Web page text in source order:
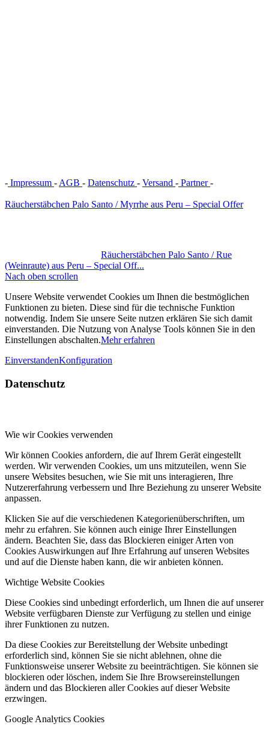
- Impressum - AGB - Datenschutz - Versand - Partner-
Räucherstäbchen Palo Santo / Myrrhe aus Peru – Special Offer
Räucherstäbchen Palo Santo / Rue
(Weinraute) aus Peru – Special Off...
Nach oben scrollen
Unsere Website verwendet Cookies um Ihnen die bestmöglichen
Funktionen zu bieten. Diese sind für die technische Funktion
notwendig. Indem Sie unsere Seite nutzen erklären Sie sich damit
einverstanden. Die Nutzung von Analyse Tools können Sie in den
Einstellungen abschalten.Mehr erfahren
EinverstandenKonfiguration
Datenschutz
Wie wir Cookies verwenden
Wir können Cookies anfordern, die auf Ihrem Gerät eingestellt
werden. Wir verwenden Cookies, um uns mitzuteilen, wenn Sie
unsere Websites besuchen, wie Sie mit uns interagieren, Ihre
Nutzererfahrung verbessern und Ihre Beziehung zu unserer Website
anpassen.
Klicken Sie auf die verschiedenen Kategorienüberschriften, um
mehr zu erfahren. Sie können auch einige Ihrer Einstellungen
ändern. Beachten Sie, dass das Blockieren einiger Arten von
Cookies Auswirkungen auf Ihre Erfahrung auf unseren Websites
und auf die Dienste haben kann, die wir anbieten können.
Wichtige Website Cookies
Diese Cookies sind unbedingt erforderlich, um Ihnen die auf unserer
Website verfügbaren Dienste zur Verfügung zu stellen und einige
ihrer Funktionen zu nutzen.
Da diese Cookies zur Bereitstellung der Website unbedingt
erforderlich sind, können Sie sie nicht ablehnen, ohne die
Funktionsweise unserer Website zu beeinträchtigen. Sie können sie
blockieren oder löschen, indem Sie Ihre Browsereinstellungen
ändern und das Blockieren aller Cookies auf dieser Website
erzwingen.
Google Analytics Cookies